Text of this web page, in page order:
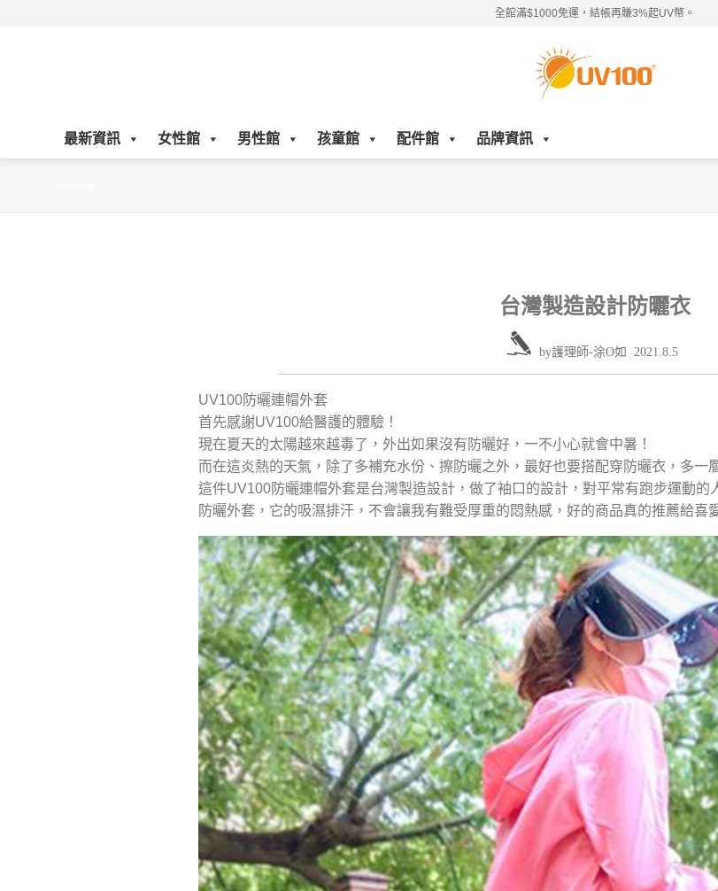
全館滿$1000免運，結帳再賺3%起UV幣。
最新資訊 女性館 男性館 孩童館 配件館 品牌資訊
台灣製造設計防曬衣
by護理師-涂O如 2021.8.5
UV100防曬連帽外套
首先感謝UV100給醫護的體驗！
現在夏天的太陽越來越毒了，外出如果沒有防曬好，一不小心就會中暑！
而在這炎熱的天氣，除了多補充水份、擦防曬之外，最好也要搭配穿防曬衣，多一
這件UV100防曬連帽外套是台灣製造設計，做了袖口的設計，對平常有跑步運動
防曬外套，它的吸濕排汗，不會讓我有難受厚重的悶熱感，好的商品真的推薦給喜